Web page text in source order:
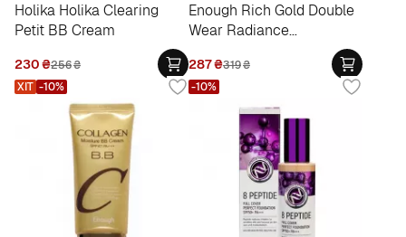
Holika Holika Clearing
Petit BB Cream
230₴256₴
Enough Rich Gold Double
Wear Radiance
Foundation SPF50+ PA+
287₴319₴
ХІТ -10% -10%